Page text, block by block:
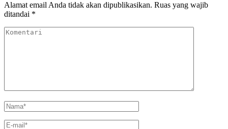
Alamat email Anda tidak akan dipublikasikan. Ruas yang wajib
ditandai *
Komentari
Name*
Email*